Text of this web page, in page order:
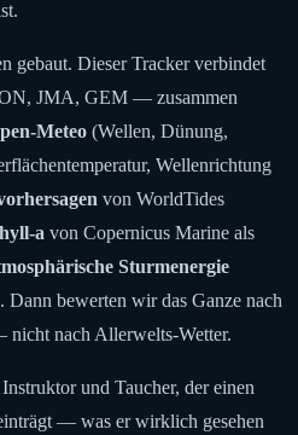
gebaut. Dieser Tracker verbindet
JMA, GEM — zusammen
Meteo (Wellen, Dünung,
Wellenrichtung
von WorldTides
a von Copernicus Marine als
Sturmenergie
bewerten wir das Ganze nach
nicht nach Allerwelts-Wetter.
und Taucher, der einen
— was er wirklich gesehen